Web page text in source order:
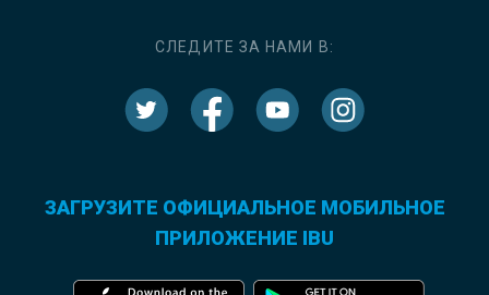
СЛЕДИТЕ ЗА НАМИ В:
ЗАГРУЗИТЕ ОФИЦИАЛЬНОЕ МОБИЛЬНОЕ
ПРИЛОЖЕНИЕ IBU